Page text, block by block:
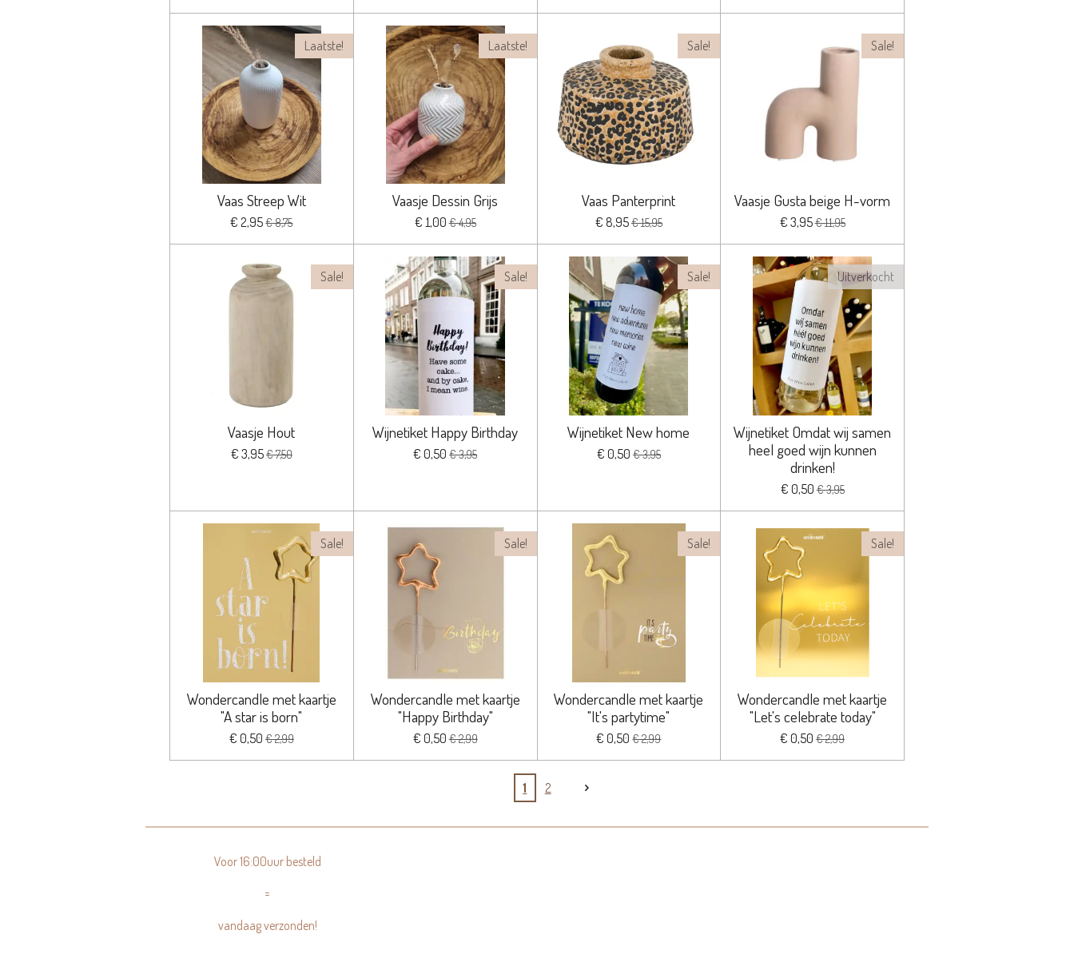
Laatste!
Vaas Streep Wit
€ 2,95€ 8,75
Laatste!
Vaasje Dessin Grijs
€ 1,00 € 4,95
Sale!
Vaas Panterprint
€ 8,95€ 15,95
Sale!
Vaasje Gusta beige H-vorm
€ 3,95€ 11,95
Sale!
Vaasje Hout
€ 3,95€ 7,50
Sale!
Wijnetiket Happy Birthday
€ 0,50 € 3,95
Sale!
Wijnetiket New home
€ 0,50 € 3,95
Uitverkocht
Wijnetiket Omdat wij samen
heel goed wijn kunnen
drinken!
€ 0,50 € 3,95
Sale!
Wondercandle met kaartje
"A star is born"
€ 0,50 € 2,99
Sale!
Wondercandle met kaartje
"Happy Birthday"
€ 0,50 € 2,99
Sale!
Wondercandle met kaartje
"It's partytime"
€ 0,50 € 2,99
Sale!
Wondercandle met kaartje
"Let's celebrate today"
€ 0,50 € 2,99
1 2
Voor 16:00uur besteld
=
vandaag verzonden!